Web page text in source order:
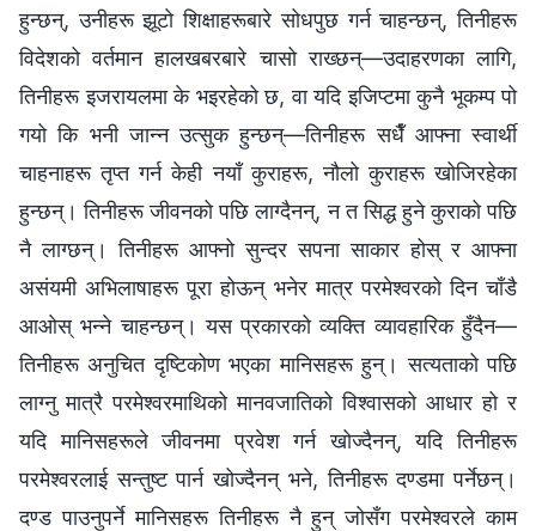
हुन्छन्, उनीहरू झूटो शिक्षाहरूबारे सोधपुछ गर्न चाहन्छन्, तिनीहरू
विदेशको वर्तमान हालखबरबारे चासो राख्छन्—उदाहरणका लागि,
तिनीहरू इजरायलमा के भइरहेको छ, वा यदि इजिप्टमा कुनै भूकम्प पो
गयो कि भनी जान्न उत्सुक हुन्छन्—तिनीहरू सधैँ आफ्ना स्वार्थी
चाहनाहरू तृप्त गर्न केही नयाँ कुराहरू, नौलो कुराहरू खोजिरहेका
हुन्छन्। तिनीहरू जीवनको पछि लाग्दैनन्, न त सिद्ध हुने कुराको पछि
नै लाग्छन्। तिनीहरू आफ्नो सुन्दर सपना साकार होस् र आफ्ना
असंयमी अभिलाषाहरू पूरा होऊन् भनेर मात्र परमेश्‍वरको दिन चाँडै
आओस् भन्ने चाहन्छन्। यस प्रकारको व्यक्ति व्यावहारिक हुँदैन—
तिनीहरू अनुचित दृष्टिकोण भएका मानिसहरू हुन्। सत्यताको पछि
लाग्नु मात्रै परमेश्‍वरमाथिको मानवजातिको विश्‍वासको आधार हो र
यदि मानिसहरूले जीवनमा प्रवेश गर्न खोज्दैनन्, यदि तिनीहरू
परमेश्‍वरलाई सन्तुष्ट पार्न खोज्दैनन् भने, तिनीहरू दण्डमा पर्नेछन्।
दण्ड पाउनुपर्ने मानिसहरू तिनीहरू नै हुन् जोसँग परमेश्‍वरले काम